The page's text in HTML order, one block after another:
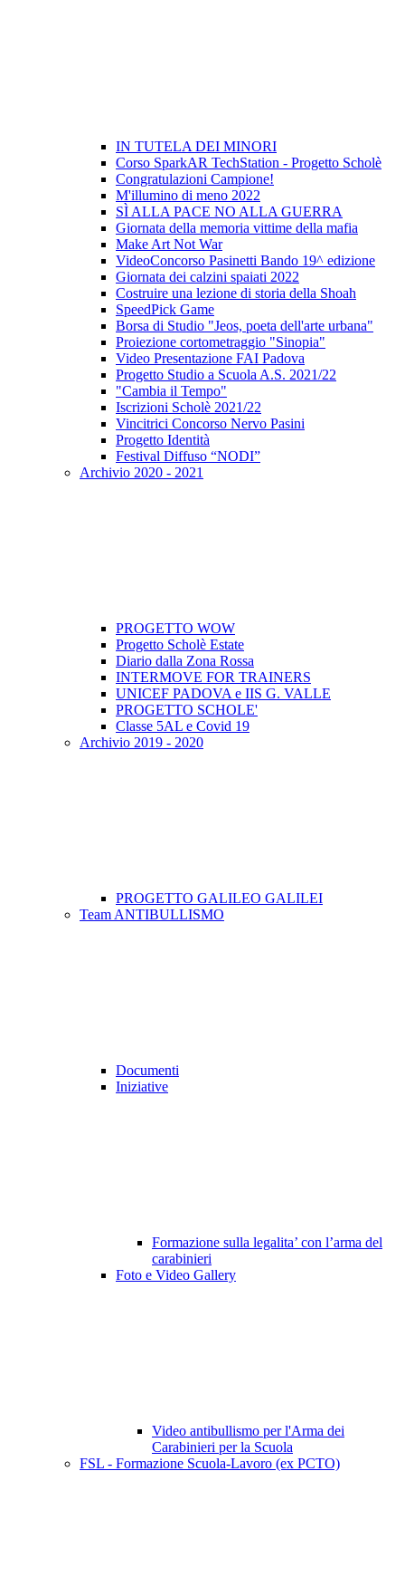
IN TUTELA DEI MINORI
Corso SparkAR TechStation - Progetto Scholè
Congratulazioni Campione!
M'illumino di meno 2022
SÌ ALLA PACE NO ALLA GUERRA
Giornata della memoria vittime della mafia
Make Art Not War
VideoConcorso Pasinetti Bando 19^ edizione
Giornata dei calzini spaiati 2022
Costruire una lezione di storia della Shoah
SpeedPick Game
Borsa di Studio "Jeos, poeta dell'arte urbana"
Proiezione cortometraggio "Sinopia"
Video Presentazione FAI Padova
Progetto Studio a Scuola A.S. 2021/22
"Cambia il Tempo"
Iscrizioni Scholè 2021/22
Vincitrici Concorso Nervo Pasini
Progetto Identità
Festival Diffuso “NODI”
Archivio 2020 - 2021
PROGETTO WOW
Progetto Scholè Estate
Diario dalla Zona Rossa
INTERMOVE FOR TRAINERS
UNICEF PADOVA e IIS G. VALLE
PROGETTO SCHOLE'
Classe 5AL e Covid 19
Archivio 2019 - 2020
PROGETTO GALILEO GALILEI
Team ANTIBULLISMO
Documenti
Iniziative
Formazione sulla legalita’ con l’arma del
carabinieri
Foto e Video Gallery
Video antibullismo per l'Arma dei
Carabinieri per la Scuola
FSL - Formazione Scuola-Lavoro (ex PCTO)